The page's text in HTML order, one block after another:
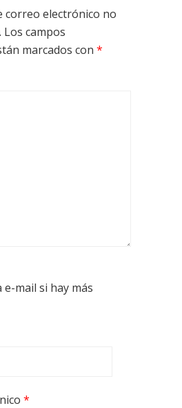
correo electrónico no
Los campos
marcados con *
mail si hay más
*